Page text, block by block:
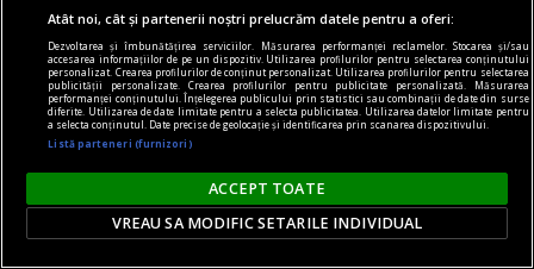
autobronzant
Autobronzantul gradual este o loțiune sau cremă
care îți oferă un bronz treptat, prin aplicări
Atât noi, cât și partenerii noștri prelucrăm datele pentru a oferi:
Dezvoltarea și îmbunătățirea serviciilor. Măsurarea performanței reclamelor. Stocarea și/sau
accesarea informațiilor de pe un dispozitiv. Utilizarea profilurilor pentru selectarea conținutului
personalizat. Crearea profilurilor de conținut personalizat. Utilizarea profilurilor pentru selectarea
publicității personalizate. Crearea profilurilor pentru publicitate personalizată. Măsurarea
performanței conținutului. Înțelegerea publicului prin statistici sau combinații de date din surse
diferite. Utilizarea de date limitate pentru a selecta publicitatea. Utilizarea datelor limitate pentru
a selecta conținutul. Date precise de geolocație și identificarea prin scanarea dispozitivului.
Listă parteneri (furnizori)
ACCEPT TOATE
VREAU SA MODIFIC SETARILE INDIVIDUAL